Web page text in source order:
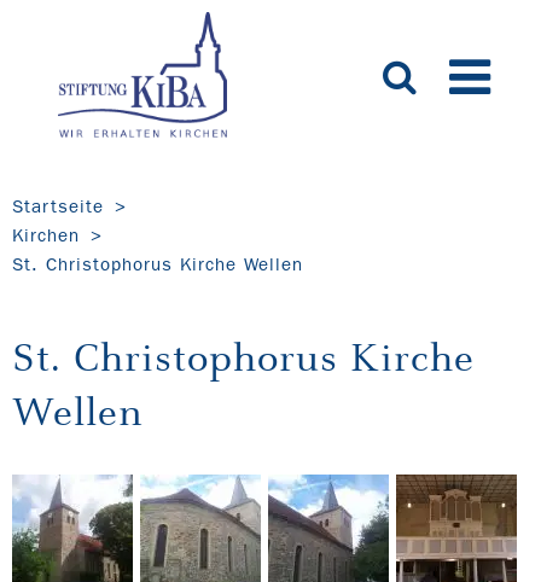
Startseite
Kirchen
St. Christophorus Kirche Wellen
St. Christophorus Kirche
Wellen